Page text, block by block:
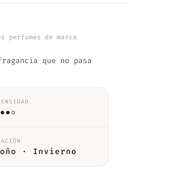
perfumes de marca
que no pasa
· Invierno